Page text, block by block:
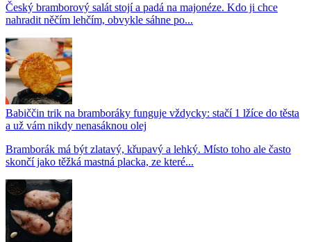
Český bramborový salát stojí a padá na majonéze. Kdo ji chce
nahradit něčím lehčím, obvykle sáhne po...
Babiččin trik na bramboráky funguje vždycky: stačí 1 lžíce do těsta
a už vám nikdy nenasáknou olej
Bramborák má být zlatavý, křupavý a lehký. Místo toho ale často
skončí jako těžká mastná placka, ze které...